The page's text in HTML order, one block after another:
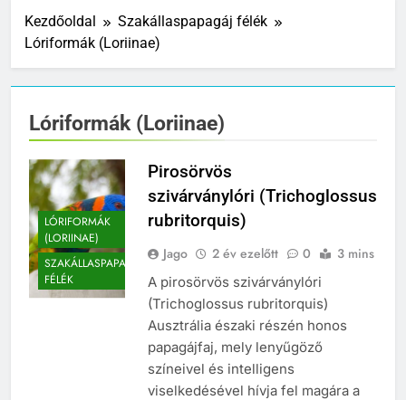
Kezdőoldal
Szakállaspapagáj félék
Lóriformák (Loriinae)
Lóriformák (Loriinae)
LÓRIFORMÁK
(LORIINAE)
SZAKÁLLASPAPAGÁJ
FÉLÉK
Pirosörvös
szivárványlóri (Trichoglossus
rubritorquis)
Jago 2 év ezelőtt 0 3 mins
A pirosörvös szivárványlóri
(Trichoglossus rubritorquis)
Ausztrália északi részén honos
papagájfaj, mely lenyűgöző
színeivel és intelligens
viselkedésével hívja fel magára a